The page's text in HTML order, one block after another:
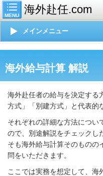
MENU 海外赴任.com
メインメニュー
海外給与計算 解説
海外赴任者の給与を決定する
方式」「別建方式」と代表的
それぞれの詳細な方法につい
ので、別途解説をチェックし
そも海外給与計算そのものの
問をいただきます。
ここでは実務を想定して、海